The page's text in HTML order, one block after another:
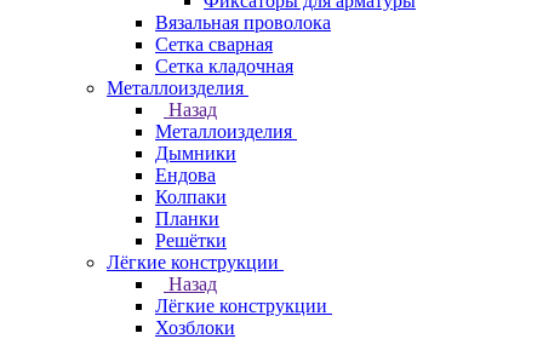
Вязальная проволока
Сетка сварная
Сетка кладочная
Металлоизделия
Назад
Металлоизделия
Дымники
Ендова
Колпаки
Планки
Решётки
Лёгкие конструкции
Назад
Лёгкие конструкции
Хозблоки